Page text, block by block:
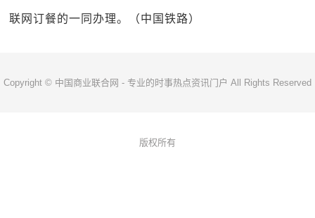
联网订餐的一同办理。（中国铁路）
Copyright © 中国商业联合网 - 专业的时事热点资讯门户 All Rights Reserved
版权所有